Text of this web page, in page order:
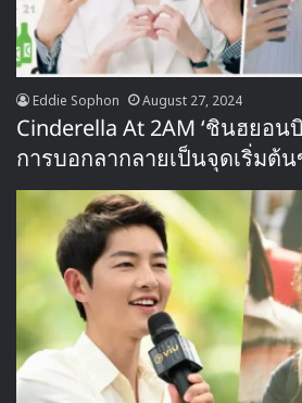
Eddie Sophon August 27, 2024
Cinderella At 2AM ‘ชินฮยอน
การบอกลากลายเป็นจุดเริ่มต้